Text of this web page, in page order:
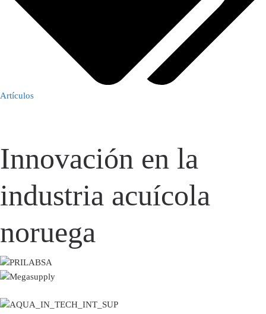
Artículos
Innovación en la
industria acuícola
noruega